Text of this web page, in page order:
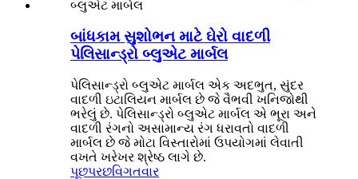
બાંધકામ સુશોભન માટે ઘેરો વાદળી
પેલિસાન્ડ્રો બ્લુએટ માર્બલ
પેલિસાન્ડ્રો બ્લુએટ માર્બલ એક અદભુત, સુંદર
વાદળી ઇટાલિયન માર્બલ છે જે વૈભવી ખનિજોથી
ભરેલું છે. પેલિસાન્ડ્રો બ્લુએટ માર્બલ એ ભૂરા અને
વાદળી રંગનો અસામાન્ય રંગ ધરાવતો વાદળી
માર્બલ છે જે મોટા વિસ્તારોમાં ઉપયોગમાં લેવાતી
વખતે ખરેખર શ્રેષ્ઠ લાગે છે.
પૂછપરછવિગતવાર